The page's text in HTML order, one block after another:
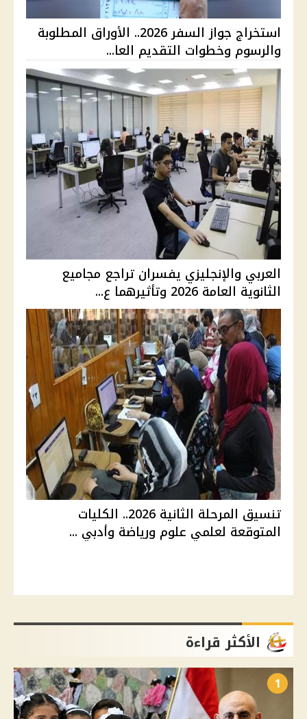
استخراج جواز السفر 2026.. الأوراق المطلوبة
والرسوم وخطوات التقديم العا...
العربي والإنجليزي يفسران تراجع مجاميع
الثانوية العامة 2026 وتأثيرهما ع...
تنسيق المرحلة الثانية 2026.. الكليات
المتوقعة لعلمي علوم ورياضة وأدبي ...
الأكثر قراءة
1